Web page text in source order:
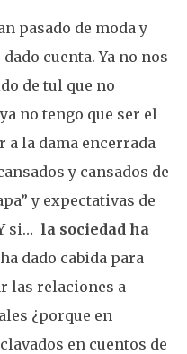
pasado de moda y
cuenta. Ya no nos
de tul que no
no tengo que ser el
a la dama encerrada
y cansados de
y expectativas de
si… la sociedad ha
dado cabida para
las relaciones a
¿porque en
en cuentos de